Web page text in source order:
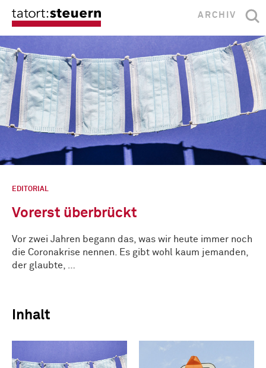
ARCHIV
EDITORIAL
Vorerst überbrückt
Vor zwei Jahren begann das, was wir heute immer noch
die Coronakrise nennen. Es gibt wohl kaum jemanden,
der glaubte, …
Inhalt